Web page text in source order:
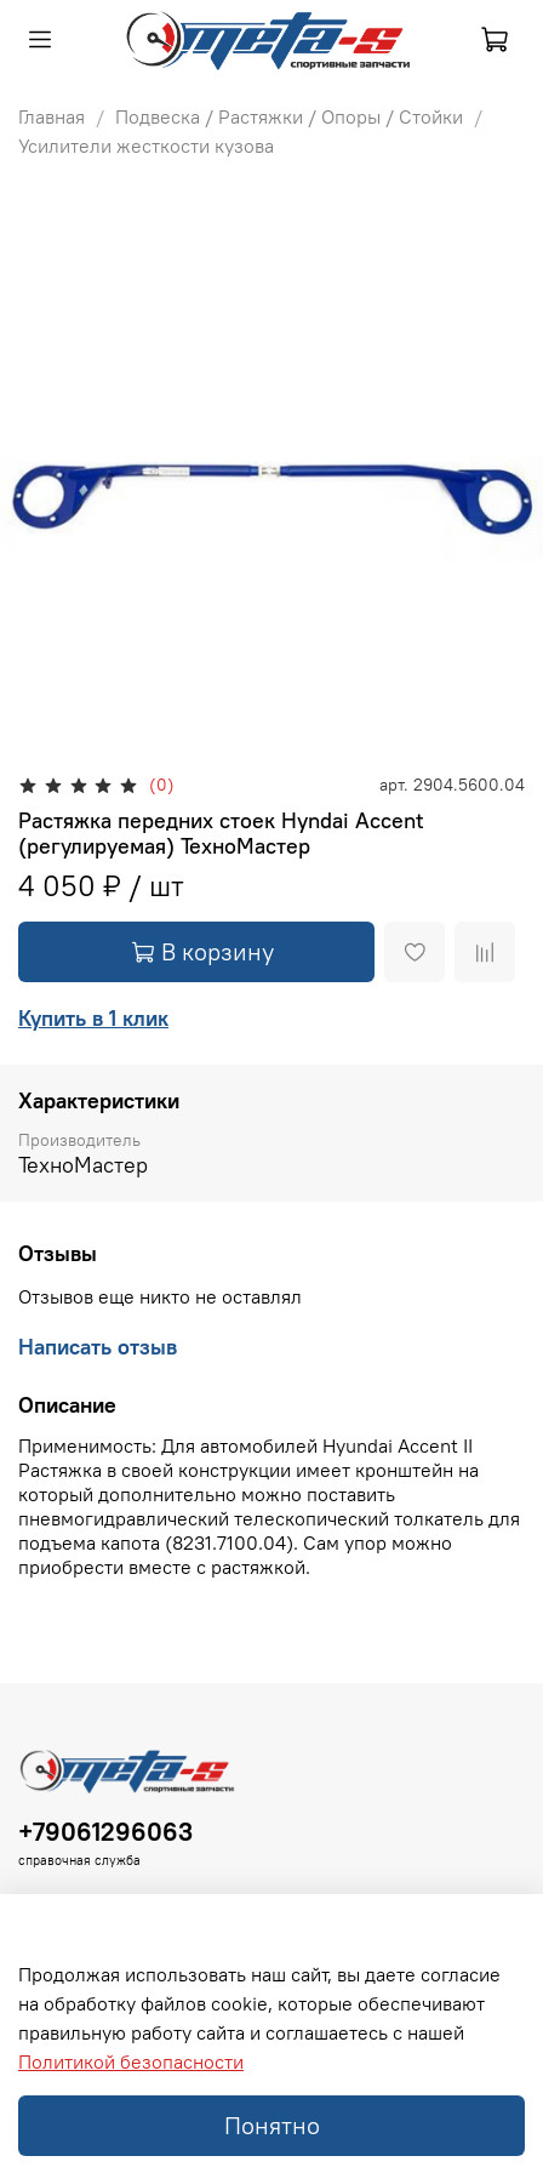
Главная
Подвеска / Растяжки / Опоры / Стойки
Усилители жесткости кузова
(0) арт. 2904.5600.04
Растяжка передних стоек Hyndai Accent
(регулируемая) ТехноМастер
4 050 ₽
В корзину
Купить в 1 клик
Характеристики
Производитель
ТехноМастер
Отзывы
Отзывов еще никто не оставлял
Написать отзыв
Описание
Применимость: Для автомобилей Hyundai Accent II
Растяжка в своей конструкции имеет кронштейн на
который дополнительно можно поставить
пневмогидравлический телескопический толкатель для
подъема капота (8231.7100.04). Сам упор можно
приобрести вместе с растяжкой.
Клиенту
Информация
+79061296063
справочная служба
Продолжая использовать наш сайт, вы даете согласие
на обработку файлов cookie, которые обеспечивают
правильную работу сайта и соглашаетесь с нашей
Политикой безопасности
Понятно